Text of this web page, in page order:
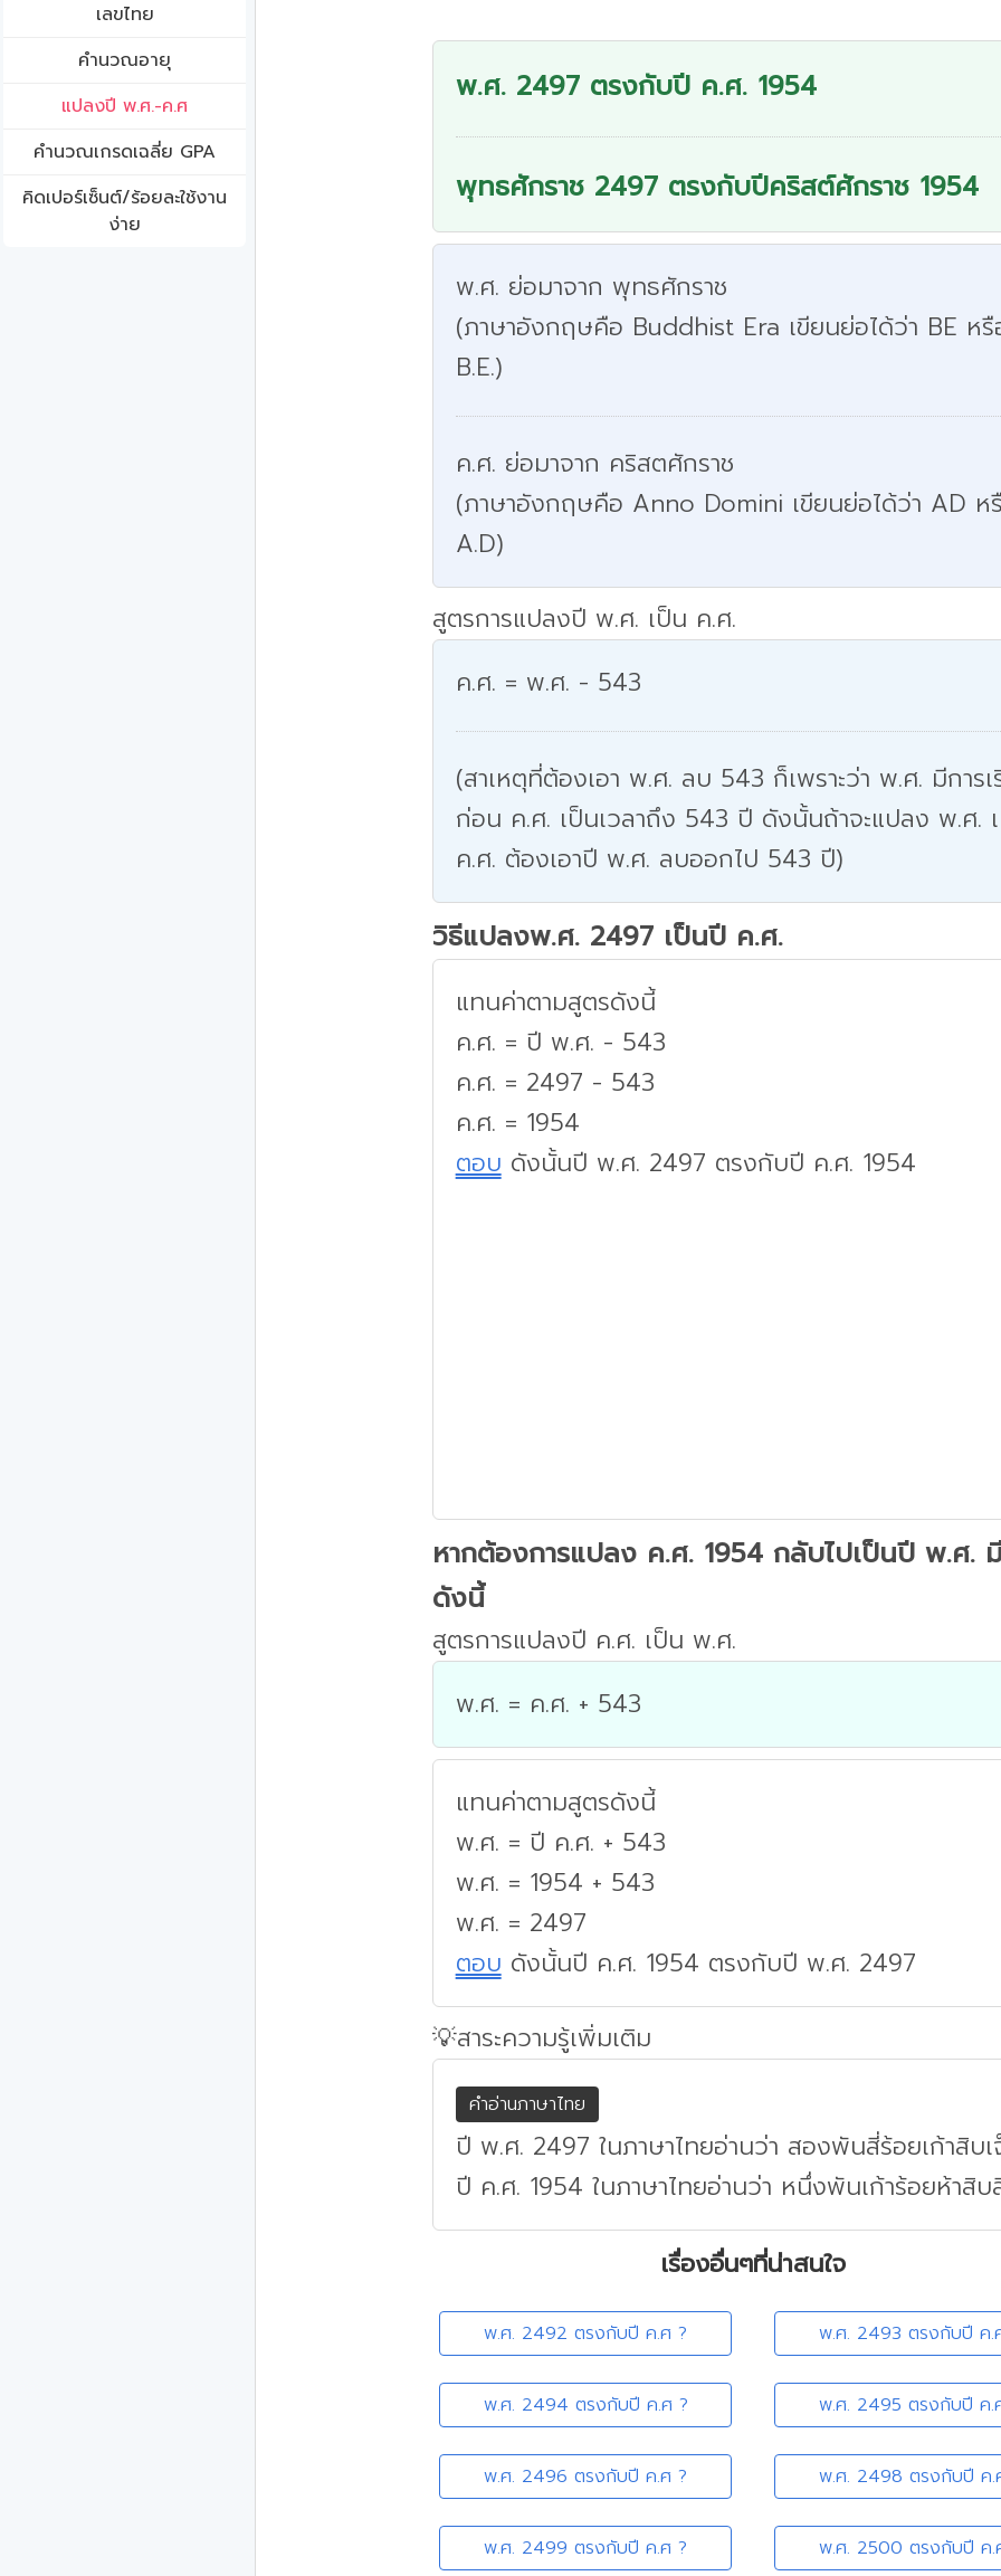
เลขไทย
คำนวณอายุ
แปลงปี พ.ศ.-ค.ศ
คํานวณเกรดเฉลี่ย GPA
คิดเปอร์เซ็นต์/ร้อยละใช้งาน
ง่าย
พ.ศ. 2497 ตรงกับปี ค.ศ. 1954
พุทธศักราช 2497 ตรงกับปีคริสต์ศักราช 1954
พ.ศ. ย่อมาจาก พุทธศักราช
(ภาษาอังกฤษคือ Buddhist Era เขียนย่อได้ว่า BE ห
B.E.)
ค.ศ. ย่อมาจาก คริสตศักราช
(ภาษาอังกฤษคือ Anno Domini เขียนย่อได้ว่า AD ห
A.D)
สูตรการแปลงปี พ.ศ. เป็น ค.ศ.
ค.ศ. = พ.ศ. - 543
(สาเหตุที่ต้องเอา พ.ศ. ลบ 543 ก็เพราะว่า พ.ศ. มีการเ
ก่อน ค.ศ. เป็นเวลาถึง 543 ปี ดังนั้นถ้าจะแปลง พ.ศ.
ค.ศ. ต้องเอาปี พ.ศ. ลบออกไป 543 ปี)
วิธีแปลงพ.ศ. 2497 เป็นปี ค.ศ.
แทนค่าตามสูตรดังนี้
ค.ศ. = ปี พ.ศ. - 543
ค.ศ. = 2497 - 543
ค.ศ. = 1954
ตอบ ดังนั้นปี พ.ศ. 2497 ตรงกับปี ค.ศ. 1954
หากต้องการแปลง ค.ศ. 1954 กลับไปเป็นปี พ.ศ.
ดังนี้
สูตรการแปลงปี ค.ศ. เป็น พ.ศ.
พ.ศ. = ค.ศ. + 543
แทนค่าตามสูตรดังนี้
พ.ศ. = ปี ค.ศ. + 543
พ.ศ. = 1954 + 543
พ.ศ. = 2497
ตอบ ดังนั้นปี ค.ศ. 1954 ตรงกับปี พ.ศ. 2497
💡สาระความรู้เพิ่มเติม
คำอ่านภาษาไทย
ปี พ.ศ. 2497 ในภาษาไทยอ่านว่า สองพันสี่ร้อยเก้าสิบ
ปี ค.ศ. 1954 ในภาษาไทยอ่านว่า หนึ่งพันเก้าร้อยห้าสิบ
เรื่องอื่นๆที่น่าสนใจ
พ.ศ. 2492 ตรงกับปี ค.ศ ? พ.ศ. 2493 ตรงกับปี ค.
พ.ศ. 2494 ตรงกับปี ค.ศ ? พ.ศ. 2495 ตรงกับปี ค.
พ.ศ. 2496 ตรงกับปี ค.ศ ? พ.ศ. 2498 ตรงกับปี ค.
พ.ศ. 2499 ตรงกับปี ค.ศ ? พ.ศ. 2500 ตรงกับปี ค.